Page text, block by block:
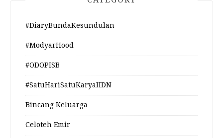
#DiaryBundaKesundulan
#ModyarHood
#ODOPISB
#SatuHariSatuKaryaIIDN
Bincang Keluarga
Celoteh Emir